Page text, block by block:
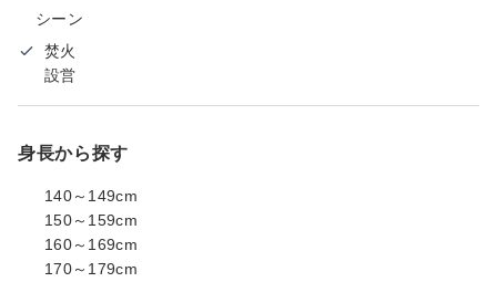
シーン
焚火
設営
身長から探す
140～149cm
150～159cm
160～169cm
170～179cm